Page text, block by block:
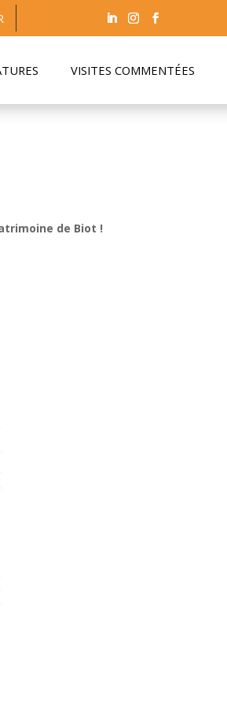
VISITES COMMENTÉES
de Biot !